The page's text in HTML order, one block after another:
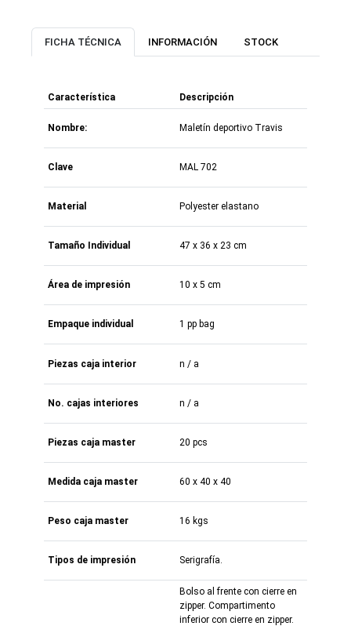
FICHA TÉCNICA INFORMACIÓN STOCK
Característica Descripción
Nombre: Maletín deportivo Travis
Clave MAL 702
Material Polyester elastano
Tamaño Individual 47 x 36 x 23 cm
Área de impresión 10 x 5 cm
Empaque individual 1 pp bag
Piezas caja interior n / a
No. cajas interiores n / a
Piezas caja master 20 pcs
Medida caja master 60 x 40 x 40
Peso caja master 16 kgs
Tipos de impresión Serigrafía.
Bolso al frente con cierre en
zipper. Compartimento
inferior con cierre en zipper.